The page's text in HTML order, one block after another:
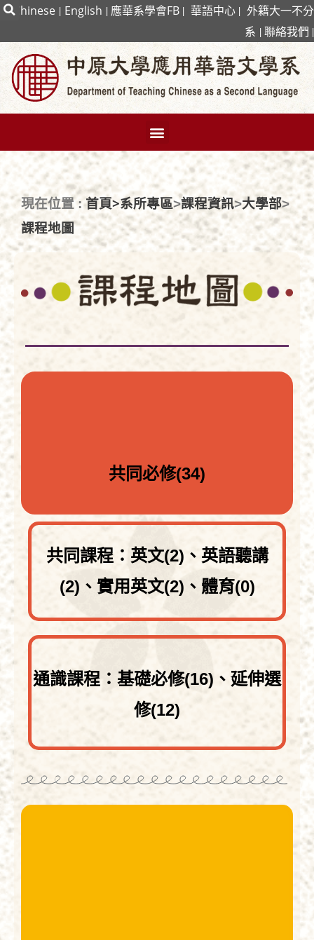
|Chinese | English | 應華系學會FB | 華語中心 | 外籍大一不分
系 | 聯絡我們 |
現在位置 :首頁>系所專區>課程資訊>大學部>
課程地圖
共同必修(34)
共同課程：英文(2)、英語聽講
(2)、實用英文(2)、體育(0)
通識課程：基礎必修(16)、延伸選
修(12)